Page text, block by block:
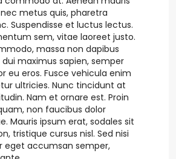
metus quis, pharetra
Suspendisse et luctus lectus.
sem, vitae laoreet justo.
massa non dapibus
maximus sapien, semper
eu eros. Fusce vehicula enim
ultricies. Nunc tincidunt at
Nam et ornare est. Proin
non faucibus dolor
Mauris ipsum erat, sodales sit
tristique cursus nisl. Sed nisi
eget accumsan semper,